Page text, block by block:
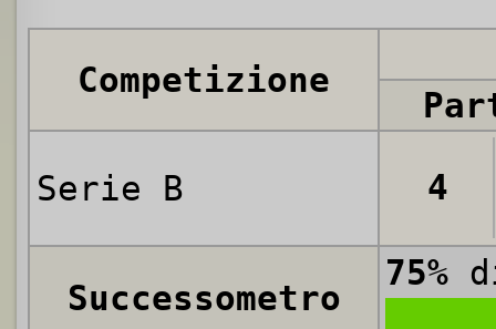
Competizione
Serie B 4
Successometro
75%